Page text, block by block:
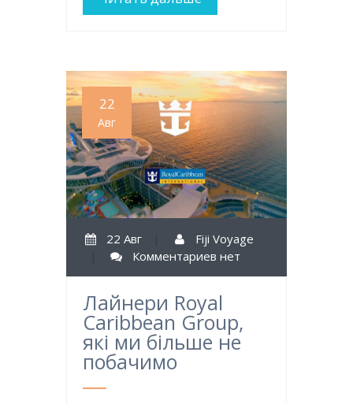
22
Авг
22 Авг
Fiji Voyage
Комментариев нет
Лайнери Royal
Caribbean Group,
які ми більше не
побачимо